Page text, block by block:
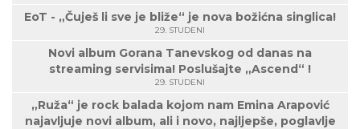
EoT - „Čuješ li sve je bliže“ je nova božićna singlica!
29. STUDENI
Novi album Gorana Tanevskog od danas na
streaming servisima! Poslušajte „Ascend“ !
29. STUDENI
„Ruža“ je rock balada kojom nam Emina Arapović
najavljuje novi album, ali i novo, najljepše, poglavlje